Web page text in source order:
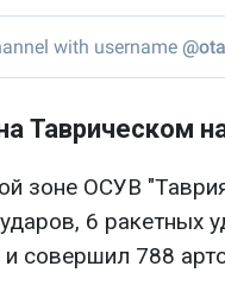
Таврическом
зоне ОСУВ
6 ракетных
и совершил 788